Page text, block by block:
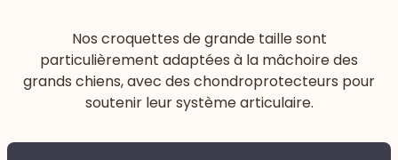
Nos croquettes de grande taille sont
particulièrement adaptées à la mâchoire des
grands chiens, avec des chondroprotecteurs pour
soutenir leur système articulaire.